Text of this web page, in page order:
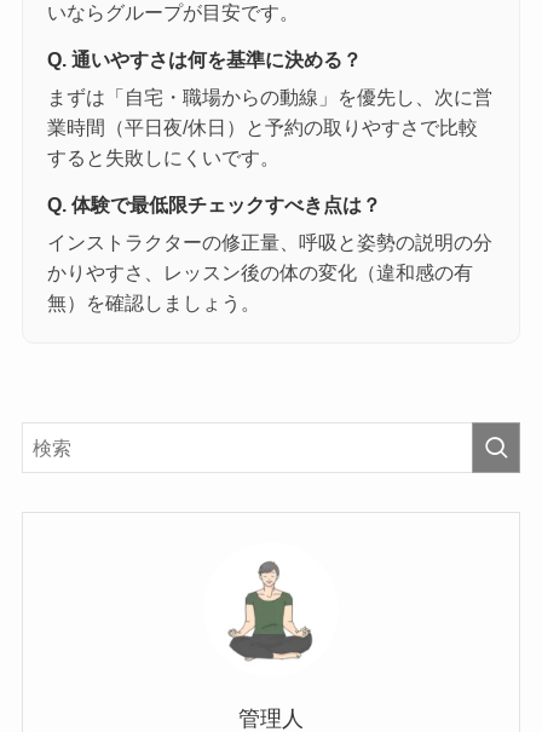
いならグループが目安です。
Q. 通いやすさは何を基準に決める？
まずは「自宅・職場からの動線」を優先し、次に営
業時間（平日夜/休日）と予約の取りやすさで比較
すると失敗しにくいです。
Q. 体験で最低限チェックすべき点は？
インストラクターの修正量、呼吸と姿勢の説明の分
かりやすさ、レッスン後の体の変化（違和感の有
無）を確認しましょう。
管理人